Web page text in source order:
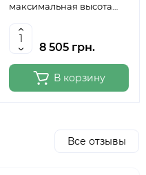
максимальная высота
6059
8 505 грн.
В корзину
Все отзывы